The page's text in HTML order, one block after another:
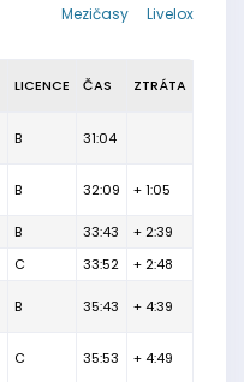
Livelox
Mezičasy
LICENCE ČAS ZTRÁTA
B 31:04
B 32:09 + 1:05
B 33:43
+ 2:39
C 33:52 + 2:48
B 35:43 + 4:39
C 35:53 + 4:49